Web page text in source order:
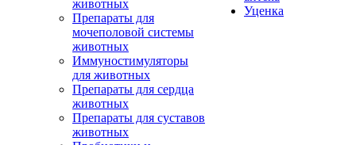
животных
Препараты для
мочеполовой системы
животных
Иммуностимуляторы
для животных
Препараты для сердца
животных
Препараты для суставов
животных
Уценка